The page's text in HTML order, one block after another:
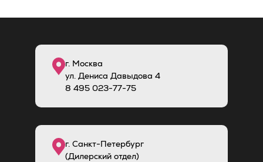
г. Москва
ул. Дениса Давыдова 4
8 495 023-77-75
г. Санкт-Петербург
(Дилерский отдел)